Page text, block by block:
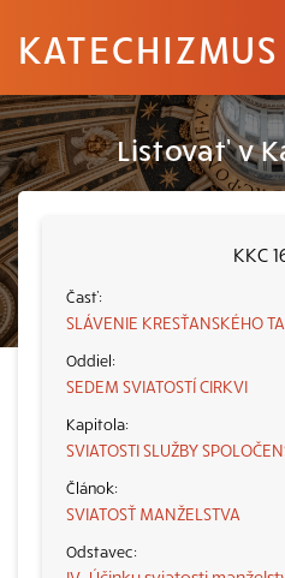
KATECHIZMUS
Listovať v
KKC
SLÁVENIE KRESŤANSKÉHO
SEDEM SVIATOSTÍ CIRKVI
SVIATOSTI SLUŽBY
SVIATOSŤ MANŽELSTVA